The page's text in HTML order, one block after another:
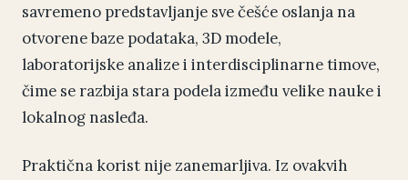
savremeno predstavljanje sve češće oslanja na
otvorene baze podataka, 3D modele,
laboratorijske analize i interdisciplinarne timove,
čime se razbija stara podela između velike nauke i
lokalnog nasleđa.
Praktična korist nije zanemarljiva. Iz ovakvih